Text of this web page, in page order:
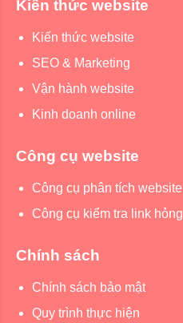
Kiến thức website
Kiến thức website
SEO & Marketing
Vận hành website
Kinh doanh online
Công cụ website
Công cụ phân tích website
Công cụ kiểm tra link hỏng
Chính sách
Chính sách bảo mật
Quy trình thực hiện